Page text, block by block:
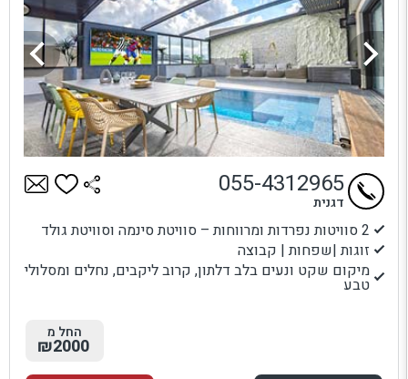
2 סוויטות נפרדות ומרווחות – סוויטת סינמה וסוויטת גולד
זוגות |שפחות | קבוצה
מיקום שקט ונעים בלב דלתון, קרוב ליקבים, נחלים ומסלולי
טבע
055-4312965
דגנית
החל מ
₪2000